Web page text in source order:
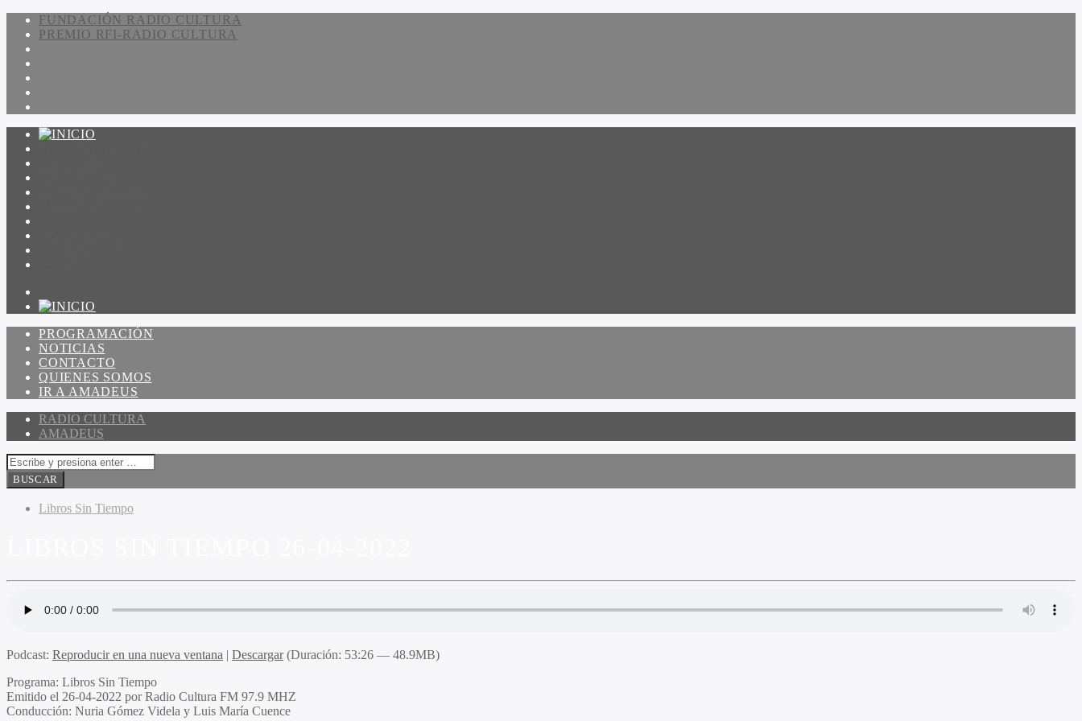
FUNDACIÓN RADIO CULTURA
PREMIO RFI-RADIO CULTURA
PROGRAMACIÓN
NOTICIAS
CONTACTO
QUIENES SOMOS
IR A AMADEUS
RADIO CULTURA
AMADEUS
Libros Sin Tiempo
Podcast: Reproducir en una nueva ventana | Descargar(Duración: 53:26 — 48.9MB)
Programa: Libros Sin Tiempo
Emitido el 26-04-2022 por Radio Cultura FM 97.9 MHZ
Conducción: Nuria Gómez Videla y Luis María Cuence